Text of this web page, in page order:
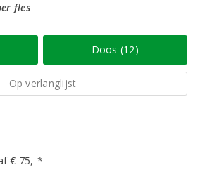
fles
Doos (12)
Op verlanglijst
€ 75,-*